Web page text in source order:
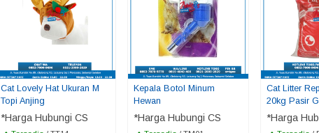
Cat Lovely Hat Ukuran M
Topi Anjing
*Harga Hubungi CS
Kepala Botol Minum
Hewan
*Harga Hubungi CS
Cat Litter
20kg Pasir
*Harga